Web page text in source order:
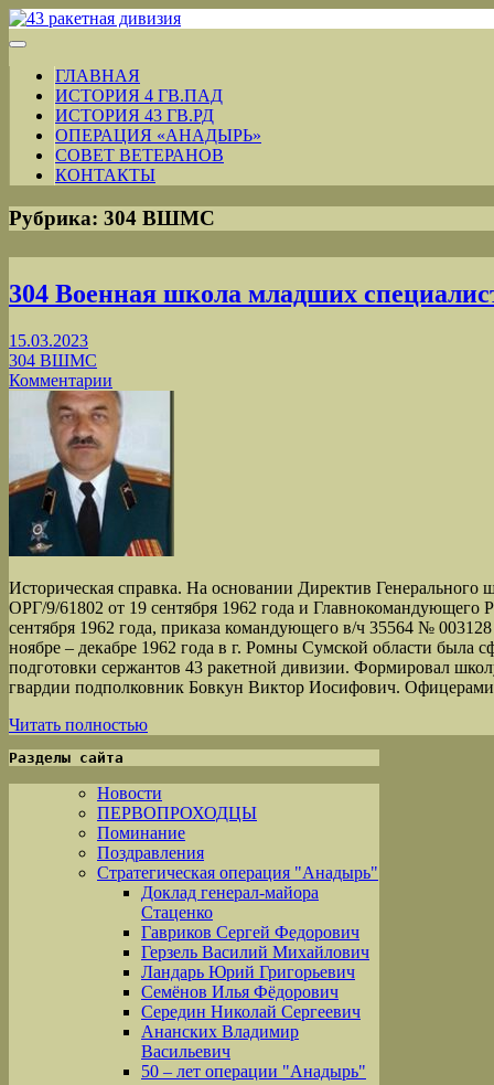
ГЛАВНАЯ
ИСТОРИЯ 4 ГВ.ПАД
ИСТОРИЯ 43 ГВ.РД
ОПЕРАЦИЯ «АНАДЫРЬ»
СОВЕТ ВЕТЕРАНОВ
КОНТАКТЫ
Рубрика: 304 ВШМС
304 Военная школа младших
15.03.2023
304 ВШМС
Комментарии
Историческая справка. На основании Директив
ОРГ/9/61802 от 19 сентября 1962 года и
сентября 1962 года, приказа командующего в/ч 35564 № 003128
ноябре – декабре 1962 года в г. Ромны Сумской области была
подготовки сержантов 43 ракетной дивизии. Формировал
гвардии подполковник Бовкун Виктор Иосифович.
Читать полностью
Разделы сайта
Новости
ПЕРВОПРОХОДЦЫ
Поминание
Поздравления
Стратегическая операция "Анадырь"
Доклад генерал-майора
Стаценко
Гавриков Сергей Федорович
Герзель Василий Михайлович
Ландарь Юрий Григорьевич
Семёнов Илья Фёдорович
Середин Николай Сергеевич
Ананских Владимир
Васильевич
50 – лет операции "Анадырь"